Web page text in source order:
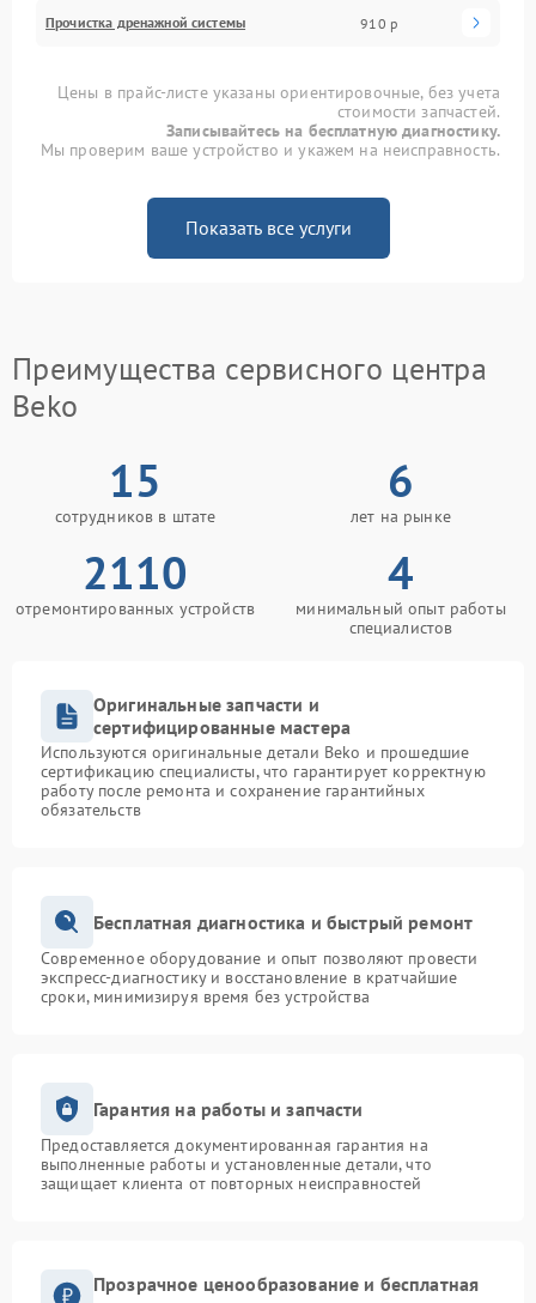
Прочистка дренажной системы 910 р
Цены в прайс-листе указаны ориентировочные, без учета
стоимости запчастей.
Записывайтесь на бесплатную диагностику.
Мы проверим ваше устройство и укажем на неисправность.
Показать все услуги
Преимущества сервисного центра
Beko
15
сотрудников в штате
6
лет на рынке
2110
отремонтированных устройств
4
минимальный опыт работы
специалистов
Оригинальные запчасти и
сертифицированные мастера
Используются оригинальные детали Beko и прошедшие
сертификацию специалисты, что гарантирует корректную
работу после ремонта и сохранение гарантийных
обязательств
Бесплатная диагностика и быстрый ремонт
Современное оборудование и опыт позволяют провести
экспресс-диагностику и восстановление в кратчайшие
сроки, минимизируя время без устройства
Гарантия на работы и запчасти
Предоставляется документированная гарантия на
выполненные работы и установленные детали, что
защищает клиента от повторных неисправностей
Прозрачное ценообразование и бесплатная